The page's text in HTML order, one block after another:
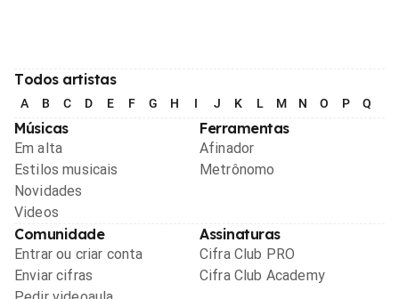
Todos artistas
A B C D E F G H I J K L M N O P Q
Músicas
Em alta
Estilos musicais
Novidades
Videos
Ferramentas
Afinador
Metrônomo
Comunidade
Entrar ou criar conta
Enviar cifras
Assinaturas
Cifra Club PRO
Cifra Club Academy